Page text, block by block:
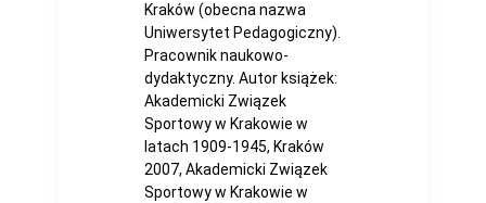
Kraków (obecna nazwa
Uniwersytet Pedagogiczny).
Pracownik naukowo-
dydaktyczny. Autor książek:
Akademicki Związek
Sportowy w Krakowie w
latach 1909-1945, Kraków
2007, Akademicki Związek
Sportowy w Krakowie w